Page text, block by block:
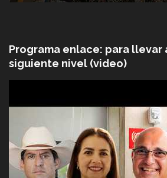
Programa enlace: para llevar
siguiente nivel (video)